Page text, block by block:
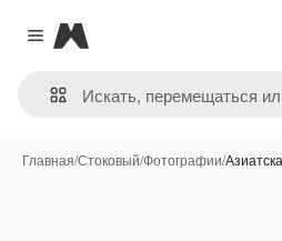
Close menu
Magnific
Главная/Стоковый/Фотографии/